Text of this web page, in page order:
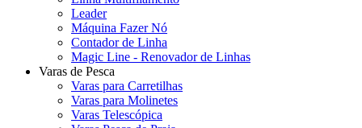
Leader
Máquina Fazer Nó
Contador de Linha
Magic Line - Renovador de Linhas
Varas de Pesca
Varas para Carretilhas
Varas para Molinetes
Varas Telescópica